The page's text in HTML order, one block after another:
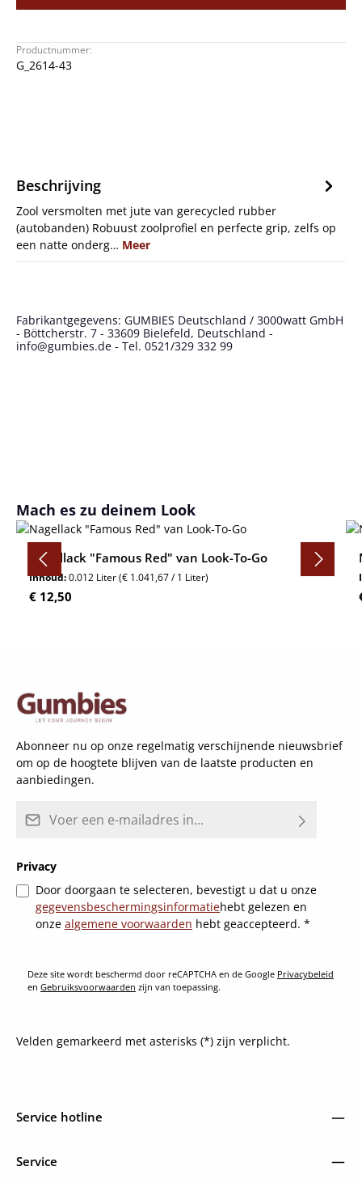
Productnummer:
G_2614-43
Beschrijving
Zool versmolten met jute van gerecycled rubber
(autobanden) Robuust zoolprofiel en perfecte grip, zelfs op
een natte onderg… Meer
Fabrikantgegevens: GUMBIES Deutschland / 3000watt GmbH
- Böttcherstr. 7 - 33609 Bielefeld, Deutschland -
info@gumbies.de - Tel. 0521/329 332 99
Productgalerij overslaan
Mach es zu deinem Look
Nagellack "Famous Red" van Look-To-Go
Inhoud:0.012 Liter(€ 1.041,67 / 1 Liter)
Normale prijs:
€ 12,50
Abonneer nu op onze regelmatig verschijnende nieuwsbrief
om op de hoogtete blijven van de laatste producten en
aanbiedingen.
Privacy
Door doorgaan te selecteren, bevestigt u dat u onze
gegevensbeschermingsinformatiehebt gelezen en
onze algemene voorwaarden hebt geaccepteerd. *
Deze site wordt beschermd door reCAPTCHA en de Google Privacybeleid
en Gebruiksvoorwaarden zijn van toepassing.
Velden gemarkeerd met asterisks (*) zijn verplicht.
Service hotline
Service